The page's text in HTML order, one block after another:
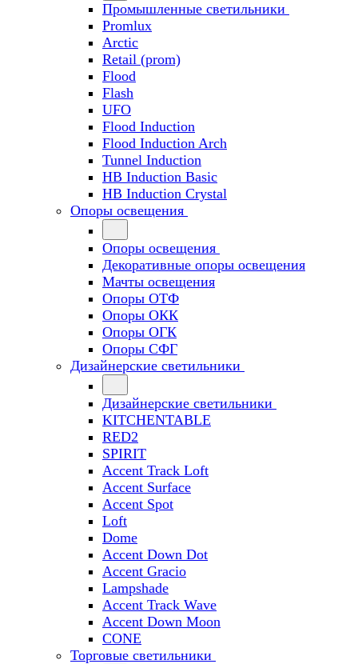
Промышленные светильники
Promlux
Arctic
Retail (prom)
Flood
Flash
UFO
Flood Induction
Flood Induction Arch
Tunnel Induction
HB Induction Basic
HB Induction Crystal
Опоры освещения
Опоры освещения
Декоративные опоры освещения
Мачты освещения
Опоры ОТФ
Опоры ОКК
Опоры ОГК
Опоры СФГ
Дизайнерские светильники
Дизайнерские светильники
KITCHENTABLE
RED2
SPIRIT
Accent Track Loft
Accent Surface
Accent Spot
Loft
Dome
Accent Down Dot
Accent Gracio
Lampshade
Accent Track Wave
Accent Down Moon
CONE
Торговые светильники